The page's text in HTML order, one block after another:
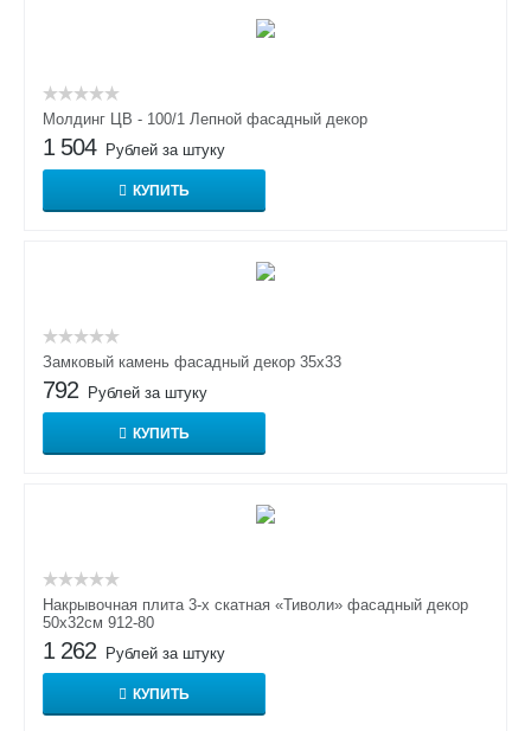
Молдинг ЦВ - 100/1 Лепной фасадный декор
1 504 Рублей за штуку
КУПИТЬ
Замковый камень фасадный декор 35х33
792 Рублей за штуку
КУПИТЬ
Накрывочная плита 3-х скатная «Тиволи» фасадный декор
50х32см 912-80
1 262 Рублей за штуку
КУПИТЬ